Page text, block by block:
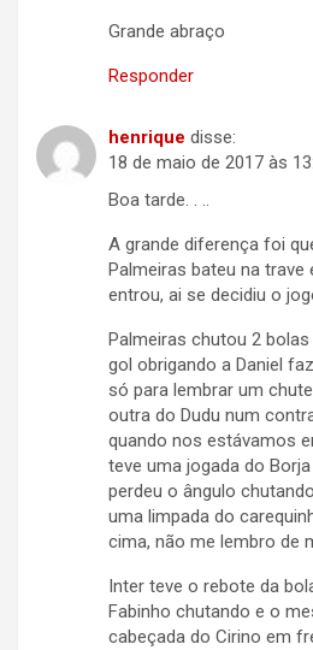
Grande abraço
Responder
henrique disse:
18 de maio de 2017 às
Boa tarde. . ..
A grande diferença foi
Palmeiras bateu na
entrou, ai se decidiu o
Palmeiras chutou 2
gol obrigando a Daniel
só para lembrar um
outra do Dudu num
quando nos estávamos
teve uma jogada do
perdeu o ângulo
uma limpada do
cima, não me lembro de
Inter teve o rebote da
Fabinho chutando e o
cabeçada do Cirino em